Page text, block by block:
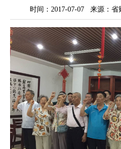
时间：2017-07-07 来源：省